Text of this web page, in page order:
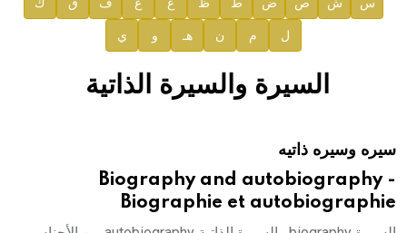
صدور المجلد السابع من موسوعة الآثار في سورية
صدور المجلد الثامن عشر من الموسوعة الطبية
إعلان..
هيئة الموسوعة العربية تطلق موسوعات جديدة في عام 2026
ل م ن هـ و ي
السيرة والسيرة الذاتية
سيره وسيره ذاتيه
Biography and autobiography -
Biographie et autobiographie